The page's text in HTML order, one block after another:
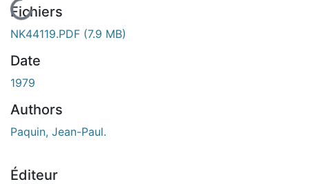
En cours de chargement...
Fichiers
NK44119.PDF (7.9 MB)
Date
1979
Authors
Paquin, Jean-Paul.
Éditeur